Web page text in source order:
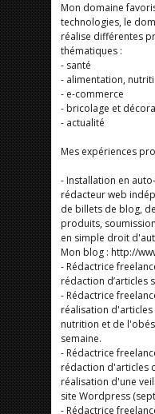
Mon domaine
technologies, le
réalise différentes
thématiques :
- santé
- alimentation,
- e-commerce
- bricolage et
- actualité
Mes expériences
- Installation en
rédacteur web
de billets de blog,
produits,
en simple droit
Mon blog : http://
- Rédactrice
rédaction d’articles
- Rédactrice
réalisation
nutrition et de
semaine.
- Rédactrice
rédaction d'articles
réalisation d'une
site Wordpress
- Rédactrice